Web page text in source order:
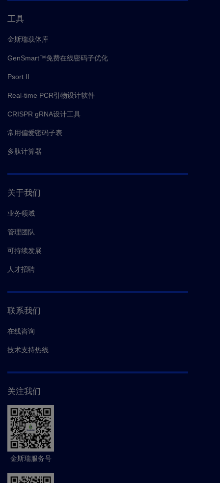
工具
金斯瑞载体库
GenSmart™免费在线密码子优化
Psort II
Real-time PCR引物设计软件
CRISPR gRNA设计工具
常用偏爱密码子表
多肽计算器
关于我们
业务领域
管理团队
可持续发展
人才招聘
联系我们
在线咨询
技术支持热线
关注我们
金斯瑞服务号